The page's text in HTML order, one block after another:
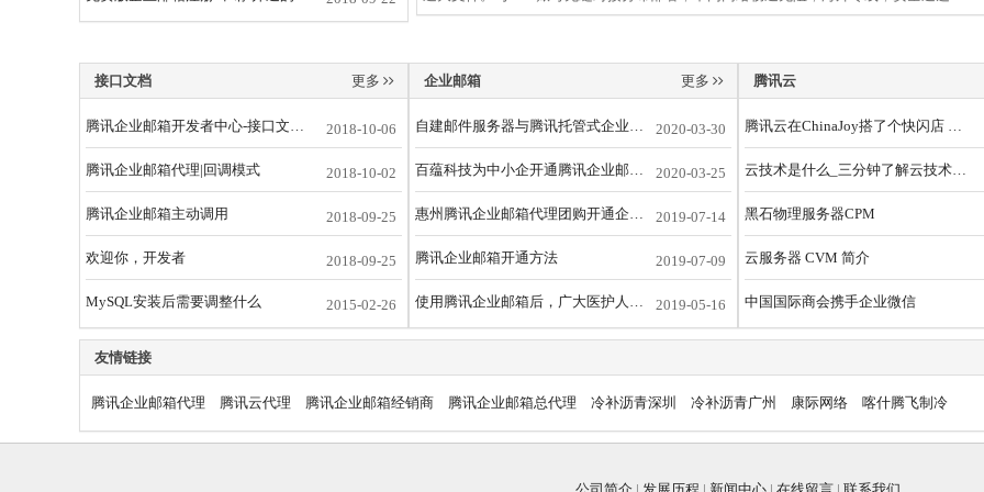
接口文档 更多
2018-10-06
腾讯企业邮箱代理|回调模式 2018-10-02
腾讯企业邮箱主动调用 2018-09-25
欢迎你，开发者 2018-09-25
MySQL安装后需要调整什么 2015-02-26
企业邮箱 更多
2020-03-30
2020-03-25
2019-07-14
腾讯企业邮箱开通方法 2019-07-09
2019-05-16
腾讯云
黑石物理服务器CPM
云服务器 CVM 简介
中国国际商会携手企业微信
友情链接
腾讯企业邮箱代理 腾讯云代理 腾讯企业邮箱经销商 腾讯企业邮箱总代理 冷补沥青深圳 冷补沥青广州 康际网络 喀什腾飞制冷
公司简介 | 发展历程 | 新闻中心 | 在线留言 | 联系我们